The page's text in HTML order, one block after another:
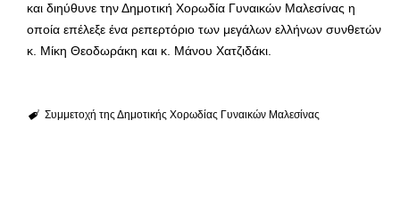
και διηύθυνε την Δημοτική Χορωδία Γυναικών Μαλεσίνας η
οποία επέλεξε ένα ρεπερτόριο των μεγάλων ελλήνων συνθετών
κ. Μίκη Θεοδωράκη και κ. Μάνου Χατζιδάκι.
Συμμετοχή της Δημοτικής Χορωδίας Γυναικών Μαλεσίνας